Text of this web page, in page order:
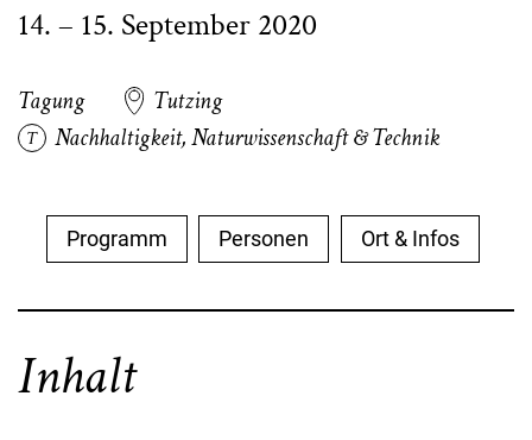
14. – 15. September 2020
Tagung
Tutzing
Nachhaltigkeit,Naturwissenschaft & Technik
Programm Personen Ort & Infos
Inhalt